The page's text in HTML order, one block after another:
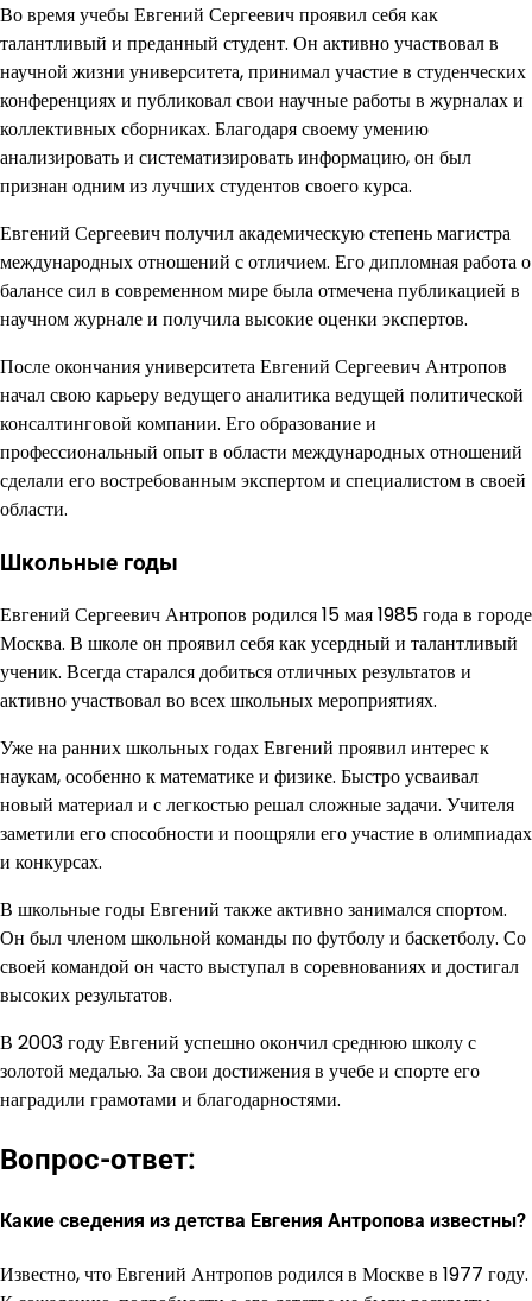
Во время учебы Евгений Сергеевич проявил себя как
талантливый и преданный студент. Он активно участвовал в
научной жизни университета, принимал участие в студенческих
конференциях и публиковал свои научные работы в журналах и
коллективных сборниках. Благодаря своему умению
анализировать и систематизировать информацию, он был
признан одним из лучших студентов своего курса.
Евгений Сергеевич получил академическую степень магистра
международных отношений с отличием. Его дипломная работа о
балансе сил в современном мире была отмечена публикацией в
научном журнале и получила высокие оценки экспертов.
После окончания университета Евгений Сергеевич Антропов
начал свою карьеру ведущего аналитика ведущей политической
консалтинговой компании. Его образование и
профессиональный опыт в области международных отношений
сделали его востребованным экспертом и специалистом в своей
области.
Школьные годы
Евгений Сергеевич Антропов родился 15 мая 1985 года в городе
Москва. В школе он проявил себя как усердный и талантливый
ученик. Всегда старался добиться отличных результатов и
активно участвовал во всех школьных мероприятиях.
Уже на ранних школьных годах Евгений проявил интерес к
наукам, особенно к математике и физике. Быстро усваивал
новый материал и с легкостью решал сложные задачи. Учителя
заметили его способности и поощряли его участие в олимпиадах
и конкурсах.
В школьные годы Евгений также активно занимался спортом.
Он был членом школьной команды по футболу и баскетболу. Со
своей командой он часто выступал в соревнованиях и достигал
высоких результатов.
В 2003 году Евгений успешно окончил среднюю школу с
золотой медалью. За свои достижения в учебе и спорте его
наградили грамотами и благодарностями.
Вопрос-ответ:
Какие сведения из детства Евгения Антропова известны?
Известно, что Евгений Антропов родился в Москве в 1977 году.